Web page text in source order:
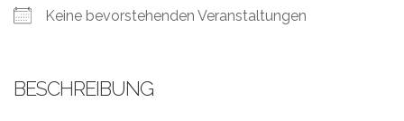
Keine bevorstehenden Veranstaltungen
BESCHREIBUNG